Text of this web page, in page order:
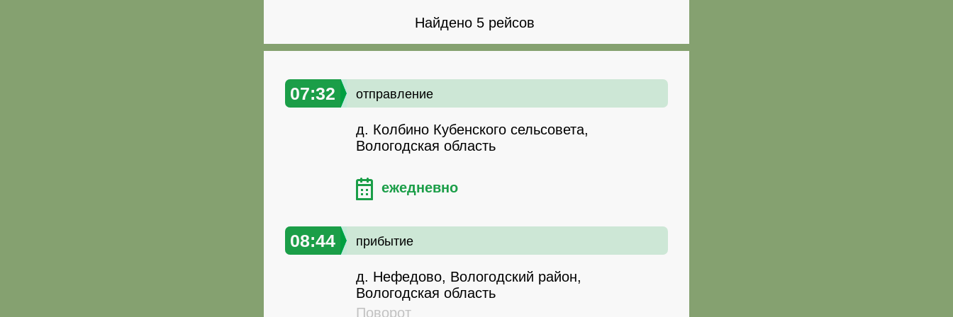
Найдено 5 рейсов
07:32 отправление
д. Колбино Кубенского сельсовета,
Вологодская область
ежедневно
08:44 прибытие
д. Нефедово, Вологодский район,
Вологодская область
Поворот